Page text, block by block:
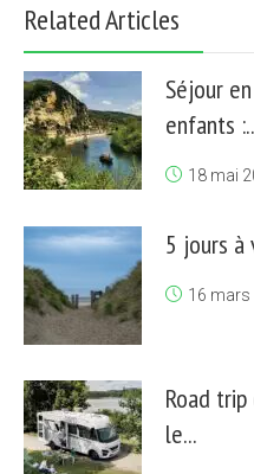
Related Articles
Séjour
enfants
18 mai
5 jours à
16 mars
Road
le...